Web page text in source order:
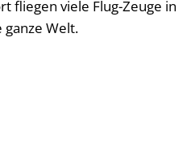
fliegen viele Flug-Zeuge in
ganze Welt.